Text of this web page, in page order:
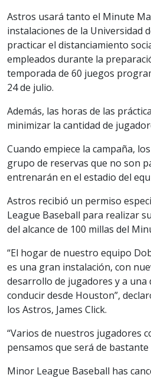
Astros usará tanto el Minute
instalaciones de la Universidad
practicar el distanciamiento
empleados durante la
temporada de 60 juegos
24 de julio.
Además, las horas de las
minimizar la cantidad de
Cuando empiece la campaña,
grupo de reservas que no son
entrenarán en el estadio del
Astros recibió un permiso
League Baseball para realizar
del alcance de 100 millas del
“El hogar de nuestro equipo
es una gran instalación, con
desarrollo de jugadores y a una
conducir desde Houston”,
los Astros, James Click.
“Varios de nuestros jugadores
pensamos que será de bastante
Minor League Baseball has